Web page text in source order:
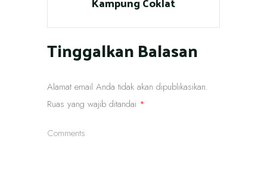
Tinggalkan Balasan
Alamat email Anda tidak akan dipublikasikan.
Ruas yang wajib ditandai *